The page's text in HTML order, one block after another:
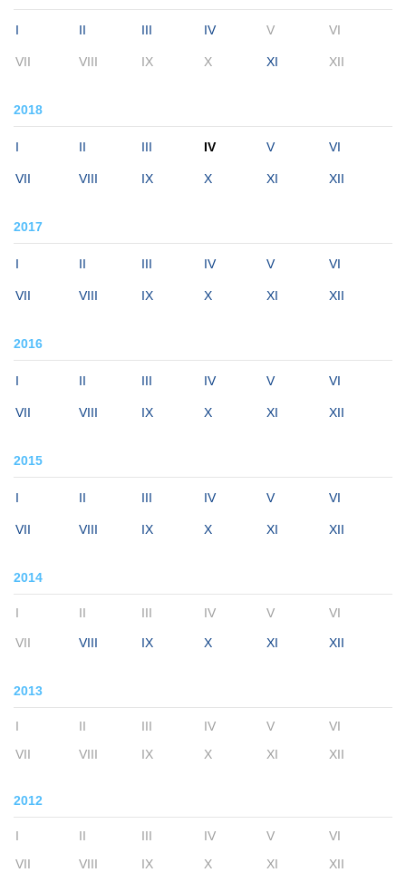
I II III IV V VI
VII VIII IX X XI XII
2018
I II III IV V VI
VII VIII IX X XI XII
2017
I II III IV V VI
VII VIII IX X XI XII
2016
I II III IV V VI
VII VIII IX X XI XII
2015
I II III IV V VI
VII VIII IX X XI XII
2014
I II III IV V VI
VII VIII IX X XI XII
2013
I II III IV V
VI
VII
VIII IX X XI XII
2012
I II III IV V
VI
VII
VIII IX X XI XII